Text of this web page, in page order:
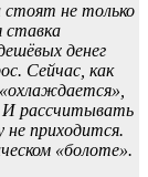
стоят не только
ставка
денег
Сейчас, как
И рассчитывать
приходится.
«болоте».